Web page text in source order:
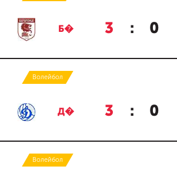
Б� 3 : 0
Волейбол
Д� 3 : 0
Волейбол